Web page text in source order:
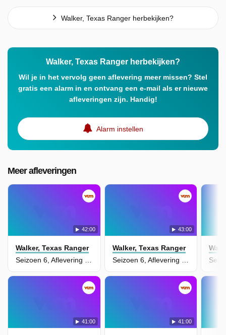
Walker, Texas Ranger herbekijken?
Walker, Texas Ranger herbekijken?
Wil je in het vervolg geen aflevering meer missen? Stel
gratis een alarm in en ontvang een e-mail als er nieuwe
afleveringen zijn. Handig!
Alarm instellen
Meer afleveringen
42:00
Walker, Texas Ranger
Seizoen 6, Aflevering 11 - On the Border
43:00
Walker, Texas Ranger
Seizoen 6, Aflevering 10 - Eyes of a Ranger
41:00 41:00